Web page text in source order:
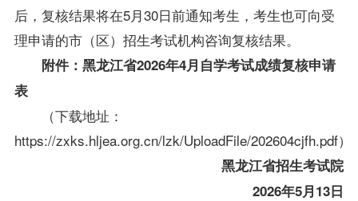
后，复核结果将在5月30日前通知考生，考生也可向受
理申请的市（区）招生考试机构咨询复核结果。
附件：黑龙江省2026年4月自学考试成绩复核申请
表
（下载地址：
https://zxks.hljea.org.cn/lzk/UploadFile/202604cjfh.pdf）
黑龙江省招生考试院
2026年5月13日